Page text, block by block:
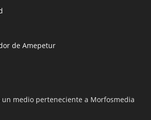
medio perteneciente a Morfosmedia